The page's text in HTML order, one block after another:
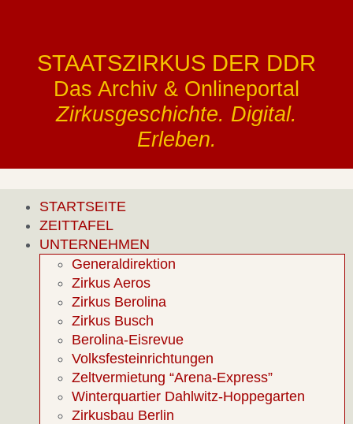
STAATSZIRKUS DER DDR
Das Archiv & Onlineportal
Zirkusgeschichte. Digital.
Erleben.
STARTSEITE
ZEITTAFEL
UNTERNEHMEN
Generaldirektion
Zirkus Aeros
Zirkus Berolina
Zirkus Busch
Berolina-Eisrevue
Volksfesteinrichtungen
Zeltvermietung “Arena-Express”
Winterquartier Dahlwitz-Hoppegarten
Zirkusbau Berlin